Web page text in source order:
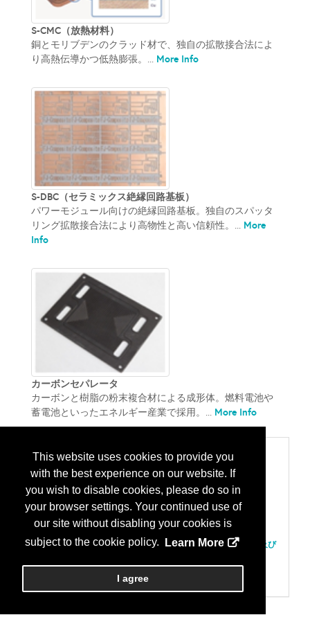
This website uses cookies to provide you
with the best experience on our website. If
you wish to disable cookies, please do so in
your browser settings. Your continued use of
our site without disabling your cookies is
subject to the cookie policy.
Learn More
I agree
S-CMC（放熱材料）
銅とモリブデンのクラッド材で、独自の拡散接合法によ
り高熱伝導かつ低熱膨張。... More Info
S-DBC（セラミックス絶縁回路基板）
パワーモジュール向けの絶縁回路基板。独自のスパッタ
リング拡散接合法により高物性と高い信頼性。... More
Info
カーボンセパレータ
カーボンと樹脂の粉末複合材による成形体。燃料電池や
蓄電池といったエネルギー産業で採用。... More Info
Categories
300 材料、組み立て
パッケージ基板；ラミネート/フィルムベース
放熱材；ヒートシンク
302 材料、フラットパネルディスプレイ
スペーサ材
バーンインボード；パフォーマンスボード（低；高温用途及び
400 部品、パーツと付属品
金属原材料および特注部品